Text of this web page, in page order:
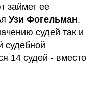
займет ее
Узи Фогельман.
судей так и
судебной
14 судей - вместо